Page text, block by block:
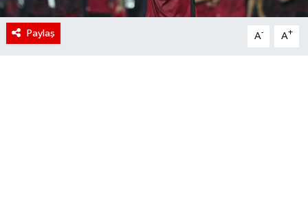
Paylaş A- A+